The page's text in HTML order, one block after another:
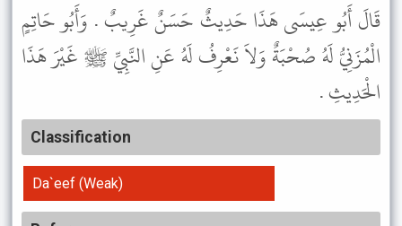
قَالَ أَبُو عِيسَى هَذَا حَدِيثٌ حَسَنٌ غَرِيبٌ . وَأَبُو حَاتِمٍ
الْمُزَنِيُّ لَهُ صُحْبَةٌ وَلاَ نَعْرِفُ لَهُ عَنِ النَّبِيِّ ﷺ غَيْرَ هَذَا
الْحَدِيثِ .
Classification
Da`eef (Weak)